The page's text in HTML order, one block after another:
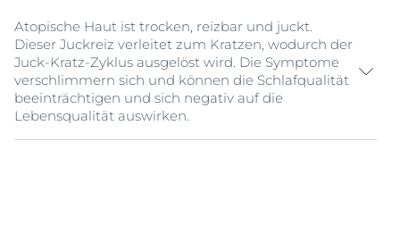
Atopische Haut ist trocken, reizbar und juckt.
Dieser Juckreiz verleitet zum Kratzen, wodurch der
Juck-Kratz-Zyklus ausgelöst wird. Die Symptome
verschlimmern sich und können die Schlafqualität
beeinträchtigen und sich negativ auf die
Lebensqualität auswirken.